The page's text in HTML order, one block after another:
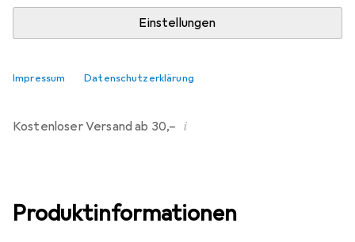
Einstellungen
Impressum Datenschutzerklärung
In den Warenkorb
Vergleichen
Kostenloser Versand ab 30,– i
Produktinformationen